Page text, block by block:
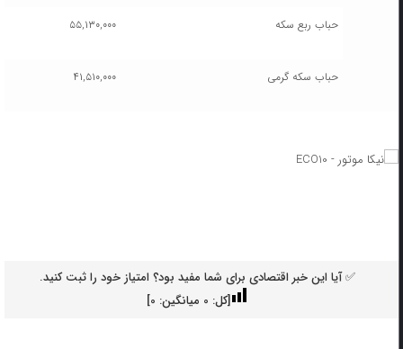
حباب ربع سکه ۵۵,۱۳۰,۰۰۰
حباب سکه گرمی ۴۱,۵۱۰,۰۰۰
✅ آیا این خبر اقتصادی برای شما مفید بود؟ امتیاز خود را ثبت کنید.
[کل: 0میانگین: 0
]